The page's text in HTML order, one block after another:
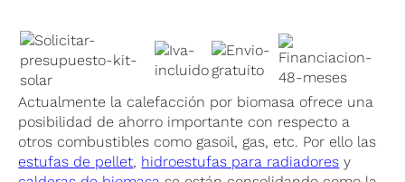
Actualmente la calefacción por biomasa ofrece una
posibilidad de ahorro importante con respecto a
otros combustibles como gasoil, gas, etc. Por ello las
estufas de pellet, hidroestufas para radiadores y